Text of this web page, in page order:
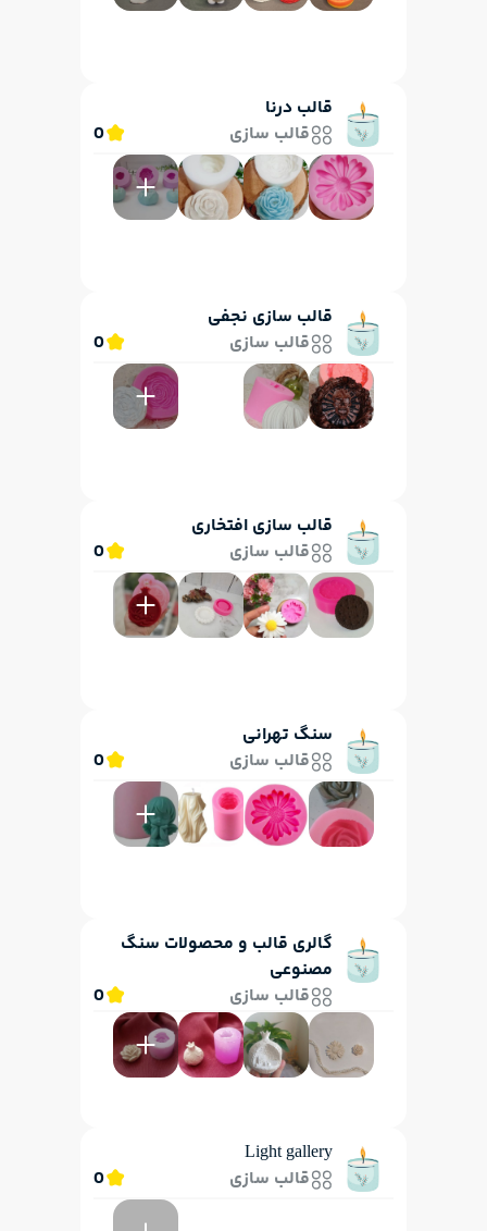
قالب درنا
قالب سازی
0
قالب سازی نجفی
قالب سازی
0
قالب سازی افتخاری
قالب سازی
0
سنگ تهرانی
قالب سازی
0
گالری قالب و محصولات سنگ
مصنوعی
قالب سازی
0
Light gallery
قالب سازی
0